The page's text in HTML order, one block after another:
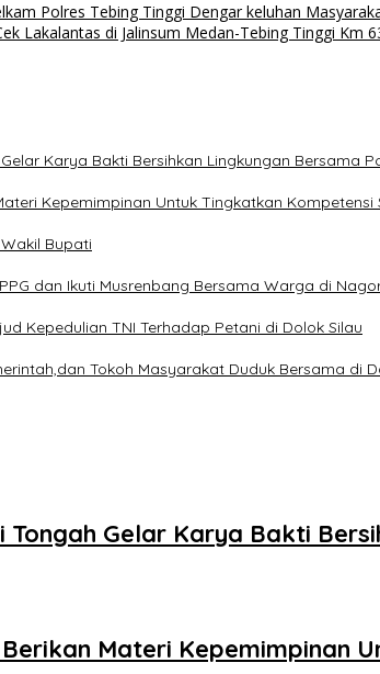
Polres Tebing Tinggi Dengar keluhan
Lakalantas di Jalinsum Medan-Tebing Tinggi Km
Karya Bakti Bersihkan Lingkungan Bersama
Kepemimpinan Untuk Tingkatkan Kompetensi
Bupati
dan Ikuti Musrenbang Bersama Warga di
Kepedulian TNI Terhadap Petani di Dolok Silau
Tokoh Masyarakat Duduk Bersama di
Tongah Gelar Karya Bakti
Materi Kepemimpinan